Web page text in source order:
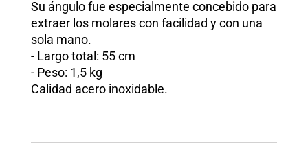
Su ángulo fue especialmente concebido para
extraer los molares con facilidad y con una
sola mano.
- Largo total: 55 cm
- Peso: 1,5 kg
Calidad acero inoxidable.